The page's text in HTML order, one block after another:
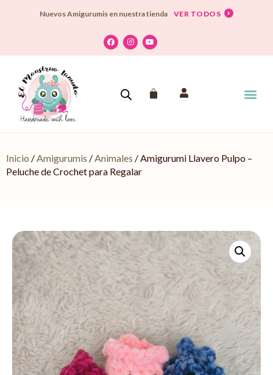
Nuevos Amigurumis en nuestra tienda VER TODOS
Inicio /Amigurumis /Animales / Amigurumi Llavero Pulpo –
Peluche de Crochet para Regalar